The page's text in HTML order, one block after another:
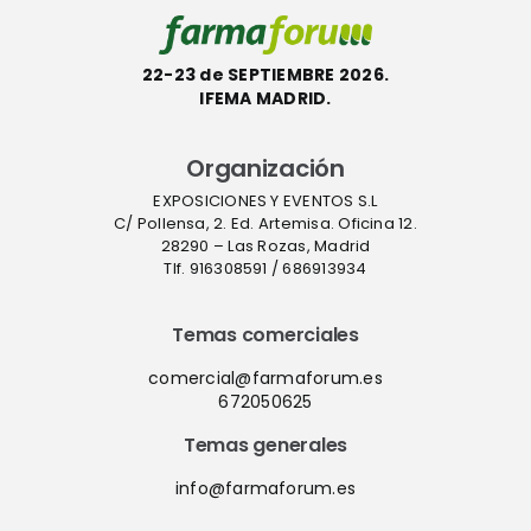
22-23 de SEPTIEMBRE 2026.
IFEMA MADRID.
Organización
EXPOSICIONES Y EVENTOS S.L
C/ Pollensa, 2. Ed. Artemisa. Oficina 12.
28290 – Las Rozas, Madrid
Tlf. 916308591 / 686913934
Temas comerciales
comercial@farmaforum.es
672050625
Temas generales
info@farmaforum.es